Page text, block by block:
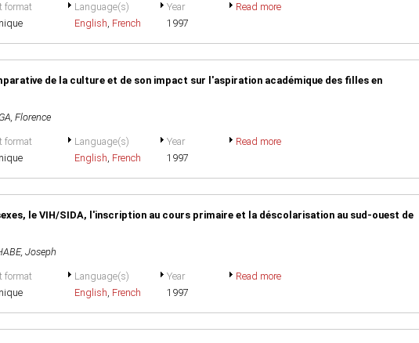
format
Language(s)
English, French
Year
1997
Read more
de la culture et de son impact sur l'aspiration académique des filles en
Florence
format
Language(s)
English, French
Year
1997
Read more
le VIH/SIDA, l'inscription au cours primaire et la déscolarisation au sud-ouest de
Joseph
format
Language(s)
English, French
Year
1997
Read more